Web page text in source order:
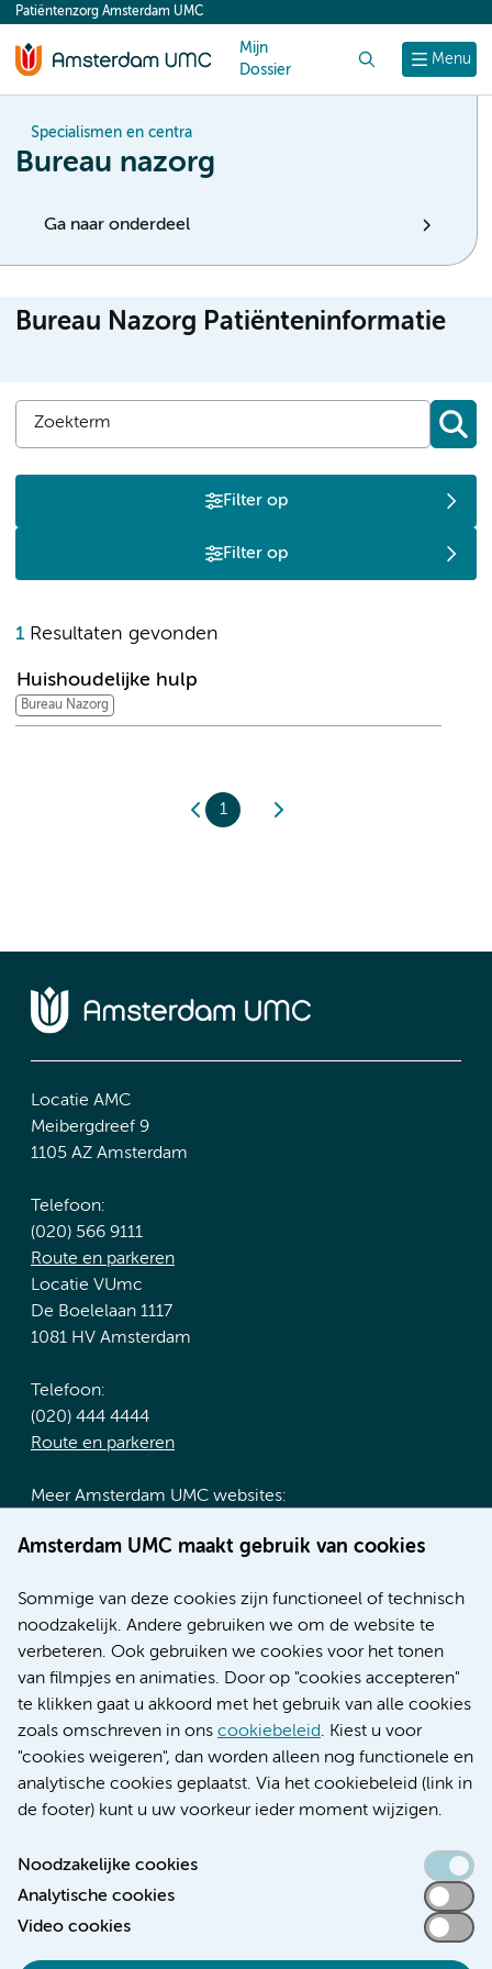
content
Amsterdam UMC maakt gebruik van cookies
Sommige van deze cookies zijn functioneel of technisch
noodzakelijk. Andere gebruiken we om de website te
verbeteren. Ook gebruiken we cookies voor het tonen
van filmpjes en animaties. Door op "cookies accepteren"
te klikken gaat u akkoord met het gebruik van alle cookies
zoals omschreven in ons cookiebeleid. Kiest u voor
"cookies weigeren", dan worden alleen nog functionele en
analytische cookies geplaatst. Via het cookiebeleid (link in
de footer) kunt u uw voorkeur ieder moment wijzigen.
Noodzakelijke cookies
Analytische cookies
Video cookies
Menu
Patiëntenzorg Amsterdam UMC
Mijn
Dossier
Specialismen en centra
Bureau nazorg
Ga naar onderdeel
Bureau Nazorg Patiënteninformatie
Filter op
Filter op
1Resultaten gevonden
Huishoudelijke hulp
Bureau Nazorg
1
Locatie AMC
Meibergdreef 9
1105 AZ Amsterdam
Telefoon:
(020) 566 9111
Route en parkeren
Locatie VUmc
De Boelelaan 1117
1081 HV Amsterdam
Telefoon:
(020) 444 4444
Route en parkeren
Meer Amsterdam UMC websites:
Werken bij Amsterdam UMC
Nieuws
Research
Educatie locatie AMC
Educatie locatie VUmc
Verwijzen & diagnostiek
Toegankelijkheidsverklaring
Responsible disclosure